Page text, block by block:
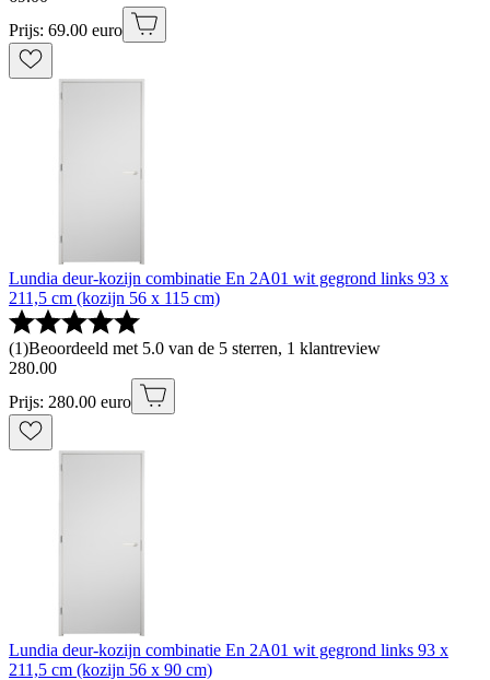
Prijs: 69.00 euro
Lundia deur-kozijn combinatie En 2A01 wit gegrond links 93 x
211,5 cm (kozijn 56 x 115 cm)
(1)Beoordeeld met 5.0 van de 5 sterren, 1 klantreview
280.00
Prijs: 280.00 euro
Lundia deur-kozijn combinatie En 2A01 wit gegrond links 93 x
211,5 cm (kozijn 56 x 90 cm)